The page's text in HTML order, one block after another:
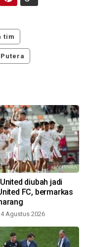
tim
diubah jadi
FC, bermarkas
Agustus 2026